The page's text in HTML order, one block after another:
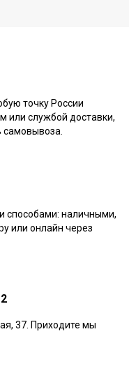
точку России
или службой доставки,
способами: наличными,
или онлайн через
37. Приходите мы